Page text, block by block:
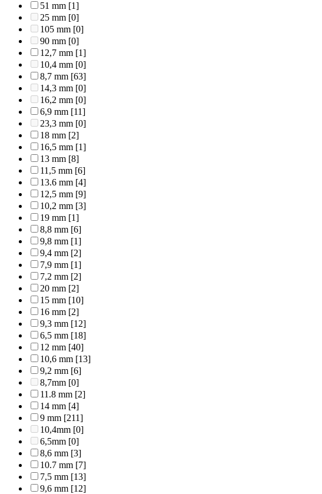
51 mm [1]
25 mm [0]
105 mm [0]
90 mm [0]
12,7 mm [1]
10,4 mm [0]
8,7 mm [63]
14,3 mm [0]
16,2 mm [0]
6,9 mm [11]
23,3 mm [0]
18 mm [2]
16,5 mm [1]
13 mm [8]
11,5 mm [6]
13.6 mm [4]
12,5 mm [9]
10,2 mm [3]
19 mm [1]
8,8 mm [6]
9,8 mm [1]
9,4 mm [2]
7,9 mm [1]
7,2 mm [2]
20 mm [2]
15 mm [10]
16 mm [2]
9,3 mm [12]
6,5 mm [18]
12 mm [40]
10,6 mm [13]
9,2 mm [6]
8,7mm [0]
11.8 mm [2]
14 mm [4]
9 mm [211]
10,4mm [0]
6,5mm [0]
8,6 mm [3]
10.7 mm [7]
7,5 mm [13]
9,6 mm [12]